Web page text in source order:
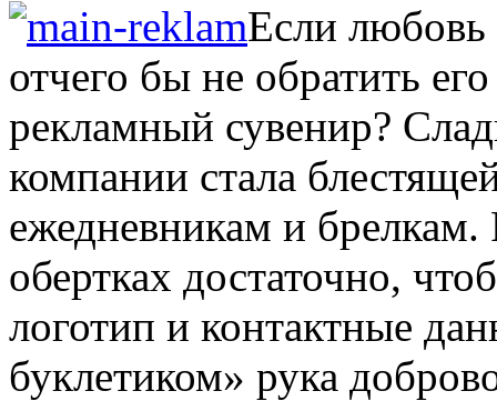
Если
отчего бы не обратить
рекламный сувенир?
компании стала
ежедневникам и брелкам.
обертках достаточно,
логотип и контактные
буклетиком» рука